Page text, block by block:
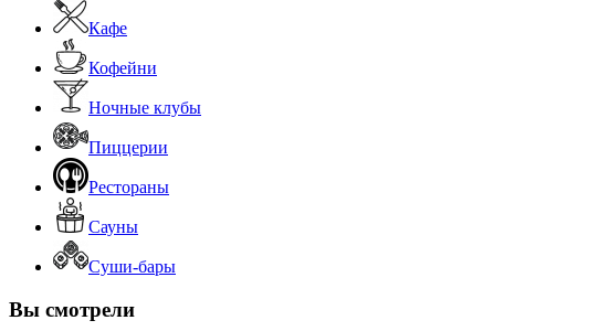
Кафе
Кофейни
Ночные клубы
Пиццерии
Рестораны
Сауны
Суши-бары
Вы смотрели